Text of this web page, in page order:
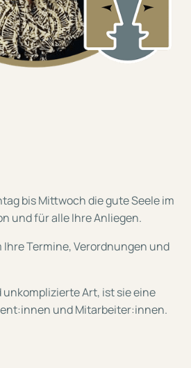
bis Mittwoch die gute Seele im
und für alle Ihre Anliegen.
Termine, Verordnungen und
Art, ist sie eine
und Mitarbeiter:innen.